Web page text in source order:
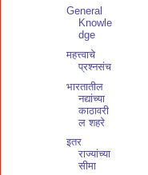
General
Knowle
dge
महत्त्वाचे
प्रश्नसंच
भारतातील
नद्यांच्या
काठावरी
ल शहरे
इतर
राज्यांच्या
सीमा